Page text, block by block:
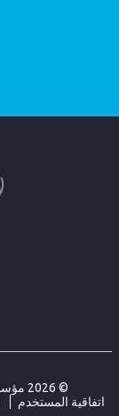
© 2026 مؤسسة التمويل الدولية، جميع الحقوق محفوظة
اتفاقية المستخدم